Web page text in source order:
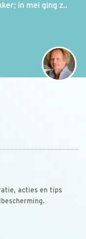
in mei ging z..
acties en tips